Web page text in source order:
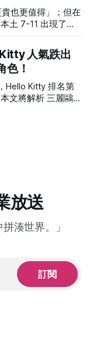
存活？又是靠著什
這篇文章
加拿大推出
有 IP 的價值。 *
作端的承接一直
到正版漫畫，導致
也更值得」；但在
土 7-11 出現了罕
イトーヨーカ
合作，終結短短兩
クHD」。伊藤洋
被外界解讀為：為
Couche-Tard）
佈局。 雖然
人氣跌出
色！
Hello Kitty 排名第
文將解析 三麗鷗
、帕恰狗與酷洛
去年竟然一口氣
超過100％的歐美
件事
放送
湊世界。」
訂閱